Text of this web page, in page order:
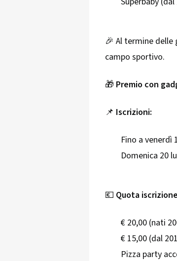
🎉 Al termine
campo sportivo.
🎁 Premio con
📌 Iscrizioni:
Fino a venerdì
Domenica 20
💶 Quota
€ 20,00 (nati
€ 15,00 (dal
Pizza party